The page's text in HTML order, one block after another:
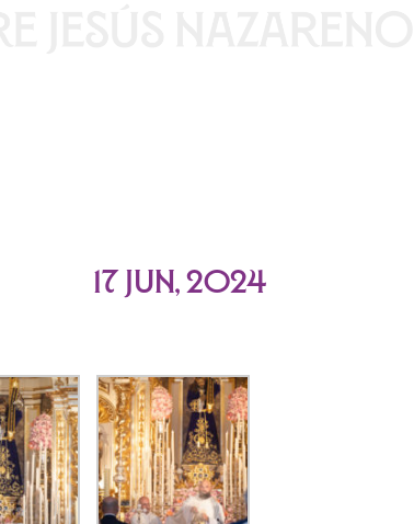
17 Jun, 2024